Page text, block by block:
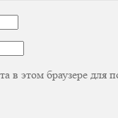
в этом браузере для